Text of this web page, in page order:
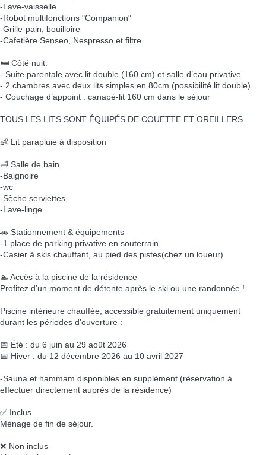
-Lave-vaisselle
-Robot multifonctions "Companion"
-Grille-pain, bouilloire
-Cafetière Senseo, Nespresso et filtre
🛏️ Côté nuit:
- Suite parentale avec lit double (160 cm) et salle d’eau privative
- 2 chambres avec deux lits simples en 80cm (possibilité lit double)
- Couchage d’appoint : canapé-lit 160 cm dans le séjour
TOUS LES LITS SONT ÉQUIPÉS DE COUETTE ET OREILLERS
👶 Lit parapluie à disposition
🛁 Salle de bain
-Baignoire
-wc
-Sèche serviettes
-Lave-linge
🚗 Stationnement & équipements
-1 place de parking privative en souterrain
-Casier à skis chauffant, au pied des pistes(chez un loueur)
🏊 Accès à la piscine de la résidence
Profitez d’un moment de détente après le ski ou une randonnée !
Piscine intérieure chauffée, accessible gratuitement uniquement
durant les périodes d’ouverture :
📅 Été : du 6 juin au 29 août 2026
📅 Hiver : du 12 décembre 2026 au 10 avril 2027
-Sauna et hammam disponibles en supplément (réservation à
effectuer directement auprès de la résidence)
✅ Inclus
Ménage de fin de séjour.
❌ Non inclus